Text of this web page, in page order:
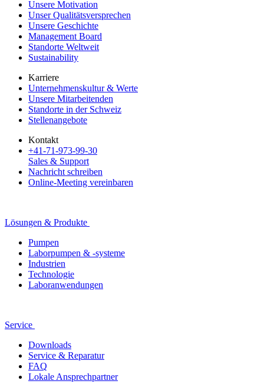
Unsere Motivation
Unser Qualitätsversprechen
Unsere Geschichte
Management Board
Standorte Weltweit
Sustainability
Karriere
Unternehmenskultur & Werte
Unsere Mitarbeitenden
Standorte in der Schweiz
Stellenangebote
Kontakt
+41-71-973-99-30
Sales & Support
Nachricht schreiben
Online-Meeting vereinbaren
Lösungen & Produkte
Pumpen
Laborpumpen & -systeme
Industrien
Technologie
Laboranwendungen
Service
Downloads
Service & Reparatur
FAQ
Lokale Ansprechpartner